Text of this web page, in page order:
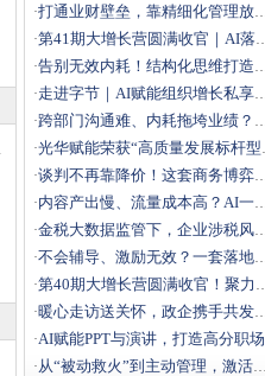
·打通业财壁垒，靠精细化管理放大利润
·第41期大增长营圆满收官｜AI落地+科学经营双引擎，
·告别无效内耗！结构化思维打造高效解题团队
·走进字节｜AI赋能组织增长私享会圆满落幕，解锁结构性
·跨部门沟通难、内耗拖垮业绩？这场沙盘课教你打通跨部门
·光华赋能荣获“高质量发展标杆型企业”
·谈判不再靠降价！这套商务博弈法，直接拿下大客户
·内容产出慢、流量成本高？AI一站式搭建自动化营销体系
·金税大数据监管下，企业涉税风险如何破局？
·不会辅导、激励无效？一套落地方法打造高绩效团队
·第40期大增长营圆满收官！聚力破局，向结构性增长而行
·暖心走访送关怀，政企携手共发展｜文新街道领导莅临光华
·AI赋能PPT与演讲，打造高分职场汇报
·从“被动救火”到主动管理，激活一线班组效能